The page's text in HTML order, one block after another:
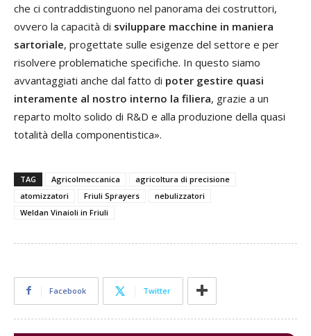
che ci contraddistinguono nel panorama dei costruttori,
ovvero la capacità di sviluppare macchine in maniera
sartoriale, progettate sulle esigenze del settore e per
risolvere problematiche specifiche. In questo siamo
avvantaggiati anche dal fatto di poter gestire quasi
interamente al nostro interno la filiera, grazie a un
reparto molto solido di R&D e alla produzione della quasi
totalità della componentistica».
TAG Agricolmeccanica
agricoltura di precisione
atomizzatori
Friuli Sprayers
nebulizzatori
Weldan Vinaioli in Friuli
Facebook Twitter